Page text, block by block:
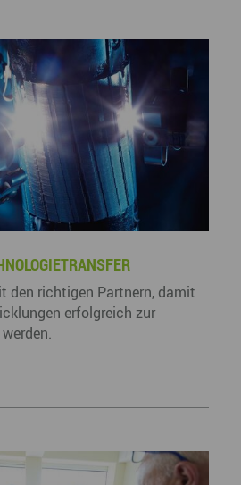
den richtigen Partnern, damit
erfolgreich zur